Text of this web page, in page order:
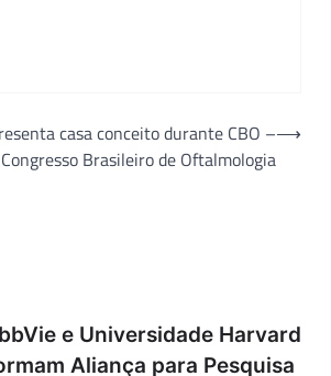
casa conceito durante CBO –
Congresso Brasileiro de Oftalmologia
⟶
e Universidade Harvard
Aliança para Pesquisa